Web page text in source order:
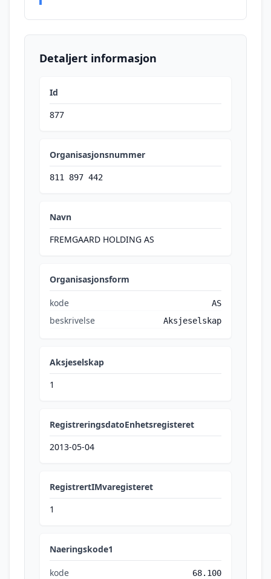
Detaljert informasjon
Id
877
Organisasjonsnummer
811 897 442
Navn
FREMGAARD HOLDING AS
Organisasjonsform
kode AS
beskrivelse Aksjeselskap
Aksjeselskap
1
RegistreringsdatoEnhetsregisteret
2013-05-04
RegistrertIMvaregisteret
1
Naeringskode1
kode 68.100